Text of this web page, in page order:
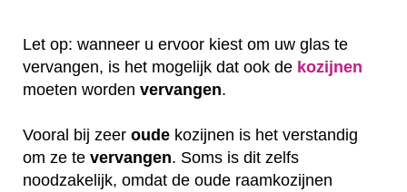
Let op: wanneer u ervoor kiest om uw glas te
vervangen, is het mogelijk dat ook de kozijnen
moeten worden vervangen.
Vooral bij zeer oude kozijnen is het verstandig
om ze te vervangen. Soms is dit zelfs
noodzakelijk, omdat de oude raamkozijnen